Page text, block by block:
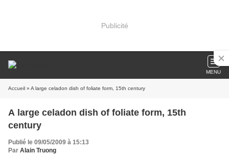
Publicité
MENU
Accueil » A large celadon dish of foliate form, 15th century
A large celadon dish of foliate form, 15th
century
Publié le 09/05/2009 à 15:13
Par Alain Truong